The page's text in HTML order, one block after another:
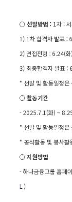
○ 선발방법 : 1차 :
1) 1차 합격자 발표 :
2) 면접전형 :6.24(화
3) 최종합격자 발표 :
* 선발 및 활동일정
○ 활동기간
- 2025.7.1(화) ~
* 선발 및 활동일정
* 공식활동 및 봉사
○ 지원방법
-하나금융그룹 홈페
L )